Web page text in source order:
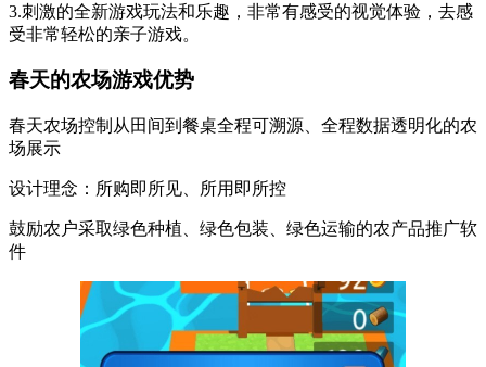
3.刺激的全新游戏玩法和乐趣，非常有感受的视觉体验，去感
受非常轻松的亲子游戏。
春天的农场游戏优势
春天农场控制从田间到餐桌全程可溯源、全程数据透明化的农
场展示
设计理念：所购即所见、所用即所控
鼓励农户采取绿色种植、绿色包装、绿色运输的农产品推广软
件